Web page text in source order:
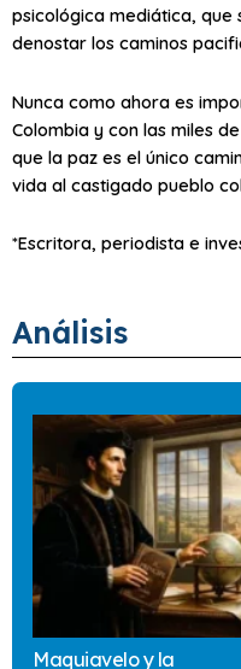
psicológica mediática,
denostar los caminos
Nunca como ahora es
Colombia y con las miles
que la paz es el único
vida al castigado pueblo
*Escritora, periodista e
Análisis
Maquiavelo y la